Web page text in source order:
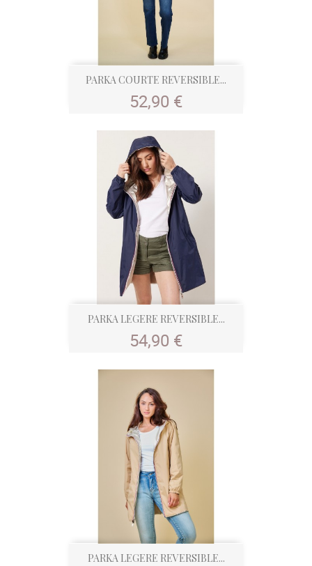
PARKA COURTE REVERSIBLE...
Prix
52,90 €
PARKA LEGERE REVERSIBLE...
Prix
54,90 €
PARKA LEGERE REVERSIBLE...